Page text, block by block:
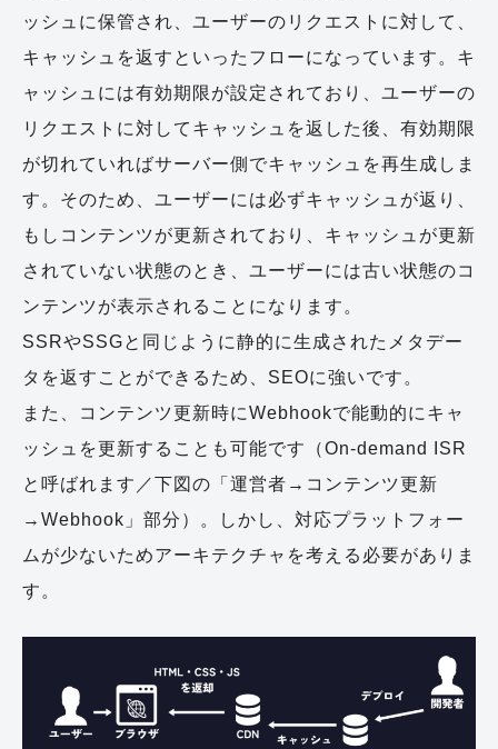
ッシュに保管され、ユーザーのリクエストに対して、
キャッシュを返すといったフローになっています。キ
ャッシュには有効期限が設定されており、ユーザーの
リクエストに対してキャッシュを返した後、有効期限
が切れていればサーバー側でキャッシュを再生成しま
す。そのため、ユーザーには必ずキャッシュが返り、
もしコンテンツが更新されており、キャッシュが更新
されていない状態のとき、ユーザーには古い状態のコ
ンテンツが表示されることになります。
SSRやSSGと同じように静的に生成されたメタデー
タを返すことができるため、SEOに強いです。
また、コンテンツ更新時にWebhookで能動的にキャ
ッシュを更新することも可能です（On-demand ISR
と呼ばれます／下図の「運営者→コンテンツ更新
→Webhook」部分）。しかし、対応プラットフォー
ムが少ないためアーキテクチャを考える必要がありま
す。